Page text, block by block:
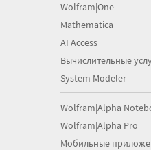
Wolfram|One
Mathematica
AI Access
Вычислительные
System Modeler
Wolfram|Alpha
Wolfram|Alpha Pro
Мобильные